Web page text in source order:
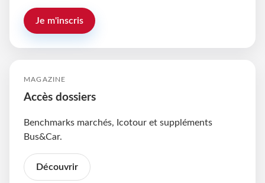
Je m'inscris
MAGAZINE
Accès dossiers
Benchmarks marchés, Icotour et suppléments
Bus&Car.
Découvrir